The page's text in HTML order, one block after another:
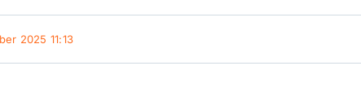
2025 11:13